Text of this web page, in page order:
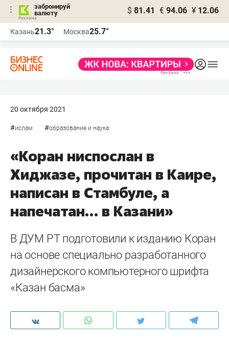
забронируй
валюту
$ 81.41 € 94.06 ¥ 12.06
Казань21.3° Москва25.7°
20 октября 2021
#ислам #образование и наука
«Коран ниспослан в
Хиджазе, прочитан в Каире,
написан в Стамбуле, а
напечатан… в Казани»
В ДУМ РТ подготовили к изданию Коран
на основе специально разработанного
дизайнерского компьютерного шрифта
«Казан басма»